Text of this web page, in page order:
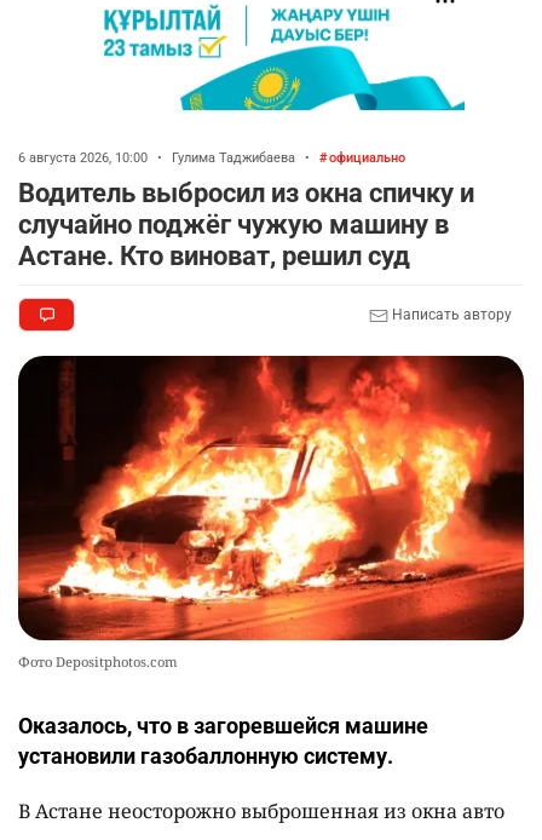
6 августа 2026, 10:00 • Гулима Таджибаева • официально
Водитель выбросил из окна спичку и
случайно поджёг чужую машину в
Астане. Кто виноват, решил суд
Написать автору
Фото Depositphotos.com
Оказалось, что в загоревшейся машине
установили газобаллонную систему.
В Астане неосторожно выброшенная из окна авто